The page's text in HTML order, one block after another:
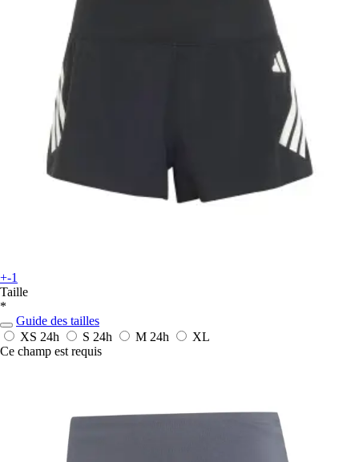
+-1
Taille
*
Guide des tailles
XS 24h S 24h M 24h
XL
Ce champ est requis